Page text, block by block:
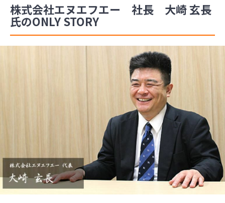
株式会社エヌエフエー 社長 大崎 玄長
氏のONLY STORY